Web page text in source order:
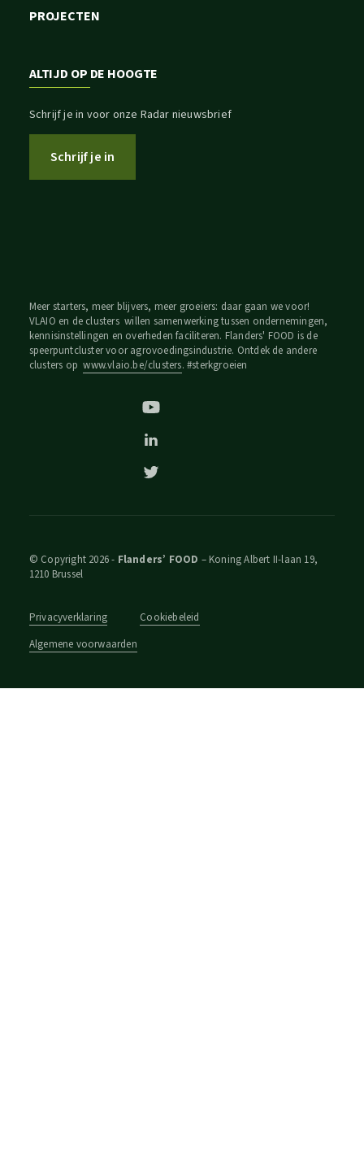
PROJECTEN
ALTIJD OP DE HOOGTE
Schrijf je in voor onze Radar nieuwsbrief
Schrijf je in
Meer starters, meer blijvers, meer groeiers: daar gaan we voor!
VLAIO en de clusters willen samenwerking tussen ondernemingen,
kennisinstellingen en overheden faciliteren. Flanders' FOOD is de
speerpuntcluster voor agrovoedingsindustrie. Ontdek de andere
clusters opwww.vlaio.be/clusters. #sterkgroeien
© Copyright 2026 - Flanders’ FOOD – Koning Albert II-laan 19,
1210 Brussel
Privacyverklaring
Cookiebeleid
Algemene voorwaarden